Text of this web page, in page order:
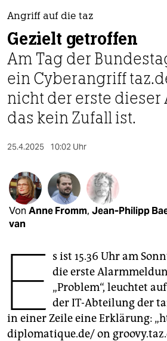
wahrheit
verlag
verlag
shop
fragen & hilfe
unterstützen
abo
epaper login
Angriff auf die taz
Gezielt getroffen
Am Tag der
ein Cyberangriff
nicht der erste dieser
das kein Zufall ist.
25.4.2025 10:02 Uhr
Von Anne Fromm, Jean-Philipp
van
E s ist 15.36 Uhr am
die erste
„Problem“, leuchtet
der IT-Abteilung der
in einer Zeile eine Erklärung:
diplomatique.de/ on